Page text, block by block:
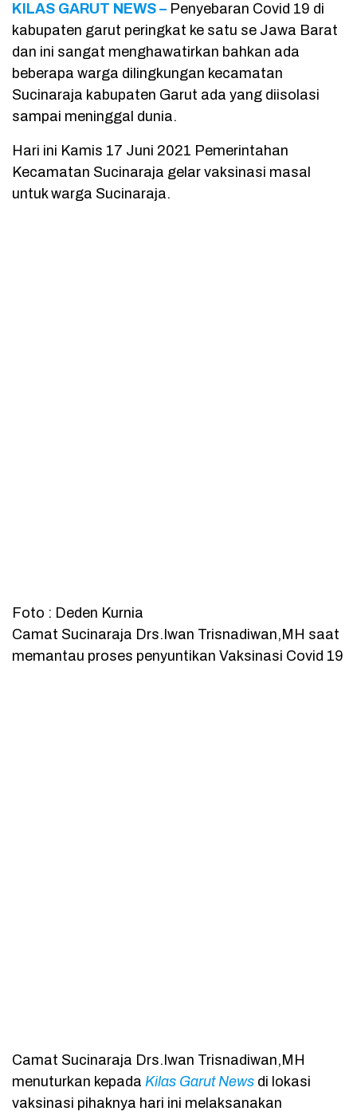
KILAS GARUT NEWS – Penyebaran Covid 19 di
kabupaten garut peringkat ke satu se Jawa Barat
dan ini sangat menghawatirkan bahkan ada
beberapa warga dilingkungan kecamatan
Sucinaraja kabupaten Garut ada yang diisolasi
sampai meninggal dunia.
Hari ini Kamis 17 Juni 2021 Pemerintahan
Kecamatan Sucinaraja gelar vaksinasi masal
untuk warga Sucinaraja.
Foto : Deden Kurnia
Camat Sucinaraja Drs.Iwan Trisnadiwan,MH saat
memantau proses penyuntikan Vaksinasi Covid 19
Camat Sucinaraja Drs.Iwan Trisnadiwan,MH
menuturkan kepada Kilas Garut News di lokasi
vaksinasi pihaknya hari ini melaksanakan